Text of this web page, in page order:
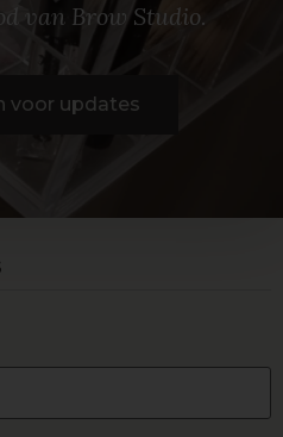
van Brow Studio.
voor updates